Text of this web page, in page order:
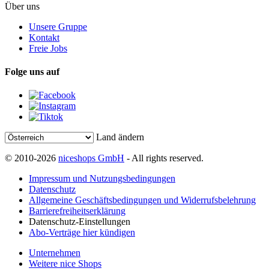
Über uns
Unsere Gruppe
Kontakt
Freie Jobs
Folge uns auf
Land ändern
© 2010-2026 niceshops GmbH - All rights reserved.
Impressum und Nutzungsbedingungen
Datenschutz
Allgemeine Geschäftsbedingungen und Widerrufsbelehrung
Barrierefreiheitserklärung
Datenschutz-Einstellungen
Abo-Verträge hier kündigen
Unternehmen
Weitere nice Shops